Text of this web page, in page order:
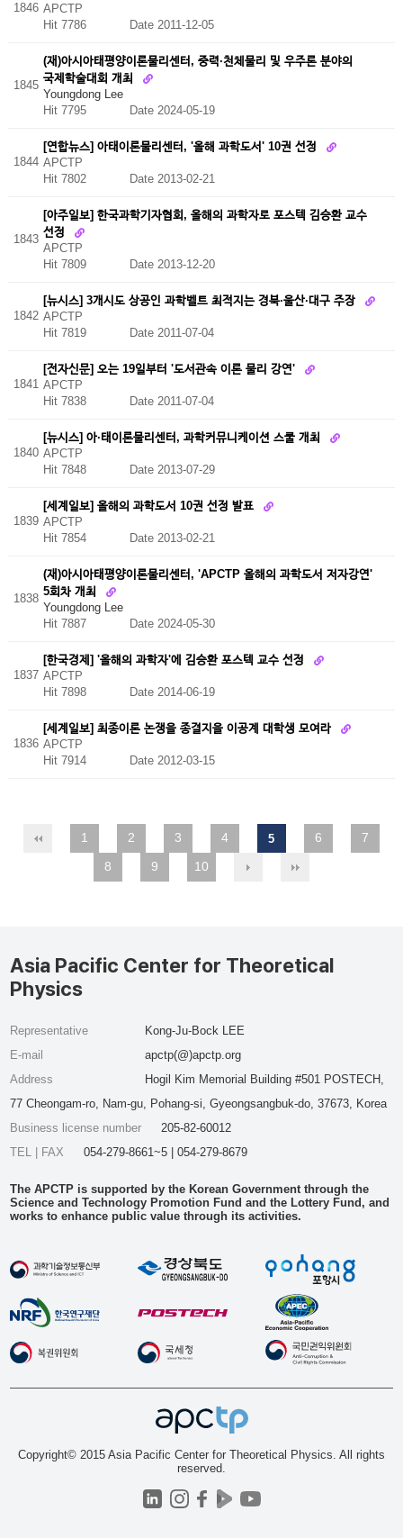
1846 APCTP
Hit 7786
Date 2011-12-05
1845
(재)아시아태평양이론물리센터, 중력·천체물리 및 우주론 분야의
국제학술대회 개최
Youngdong Lee
Hit 7795 Date 2024-05-19
1844
[연합뉴스] 아태이론물리센터, '올해 과학도서' 10권 선정
APCTP
Hit 7802
Date 2013-02-21
1843
[아주일보] 한국과학기자협회, 올해의 과학자로 포스텍 김승환 교수
선정
APCTP
Hit 7809 Date 2013-12-20
1842
[뉴시스] 3개시도 상공인 과학벨트 최적지는 경북·울산·대구 주장
APCTP
Hit 7819
Date 2011-07-04
1841
[전자신문] 오는 19일부터 '도서관속 이론 물리 강연'
APCTP
Hit 7838
Date 2011-07-04
1840
[뉴시스] 아·태이론물리센터, 과학커뮤니케이션 스쿨 개최
APCTP
Hit 7848
Date 2013-07-29
1839
[세계일보] 올해의 과학도서 10권 선정 발표
APCTP
Hit 7854
Date 2013-02-21
1838
(재)아시아태평양이론물리센터, 'APCTP 올해의 과학도서 저자강연'
5회차 개최
Youngdong Lee
Hit 7887 Date 2024-05-30
1837
[한국경제] '올해의 과학자'에 김승환 포스텍 교수 선정
APCTP
Hit 7898
Date 2014-06-19
1836
[세계일보] 최종이론 논쟁을 종결지을 이공계 대학생 모여라
APCTP
Hit 7914
Date 2012-03-15
1 2 3 4 5 6
7
8
9 10
Asia Pacific Center for Theoretical
Physics
Representative
Kong-Ju-Bock LEE
E-mail
apctp(@)apctp.org
Address
Hogil Kim Memorial Building #501 POSTECH,
77 Cheongam-ro, Nam-gu, Pohang-si, Gyeongsangbuk-do, 37673, Korea
Business license number
205-82-60012
TEL | FAX
054-279-8661~5 | 054-279-8679
The APCTP is supported by the Korean Government through the
Science and Technology Promotion Fund and the Lottery Fund, and
works to enhance public value through its activities.
Copyright© 2015 Asia Pacific Center for Theoretical Physics. All rights
reserved.